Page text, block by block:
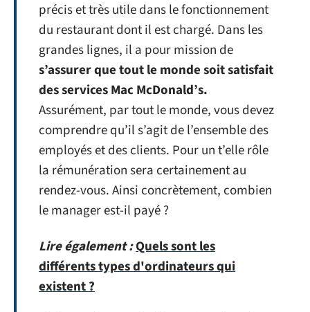
précis et très utile dans le fonctionnement
du restaurant dont il est chargé. Dans les
grandes lignes, il a pour mission de
s’assurer que tout le monde soit satisfait
des services Mac McDonald’s.
Assurément, par tout le monde, vous devez
comprendre qu’il s’agit de l’ensemble des
employés et des clients. Pour un t’elle rôle
la rémunération sera certainement au
rendez-vous. Ainsi concrètement, combien
le manager est-il payé ?
Lire également :Quels sont les
différents types d'ordinateurs qui
existent ?